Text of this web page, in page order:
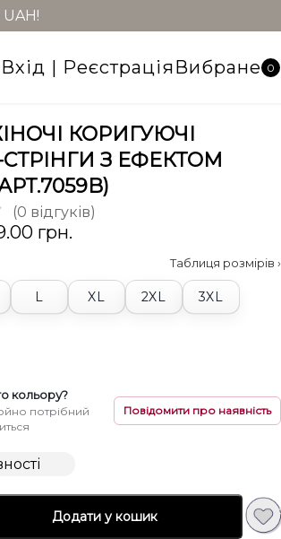
Вхід | РеєстраціяВибране 0
КОРИГУЮЧІ
З ЕФЕКТОМ
(0 відгуків)
грн.
Таблиця розмірів ›
L XL 2XL 3XL
кольору?
потрібний
Повідомити про наявність
Додати у кошик